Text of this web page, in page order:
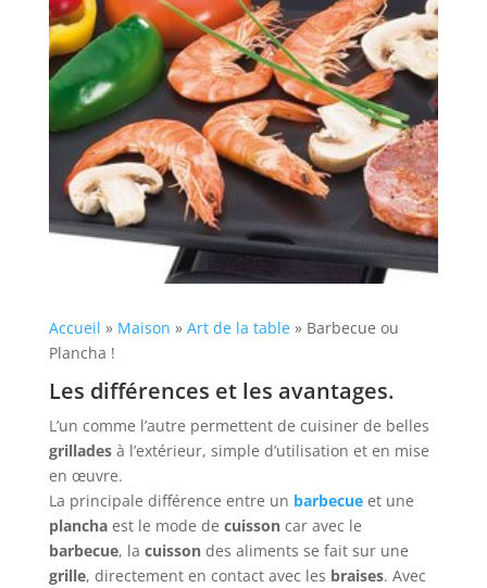
menu-
wp-
plugin.html
|
Active
Theme:
Provence
Outillage
2)
|
Parent
Theme:
Divi
(Divi)
Accueil » Maison » Art de la table» Barbecue ou
Plancha !
Les différences et les avantages.
L’un comme l’autre permettent de cuisiner de belles
grilladesà l’extérieur, simple d’utilisation et en mise
en œuvre.
La principale différence entre un barbecueet une
planchaest le mode de cuissoncar avec le
barbecue, la cuissondes aliments se fait sur une
grille, directement en contact avec les braises. Avec